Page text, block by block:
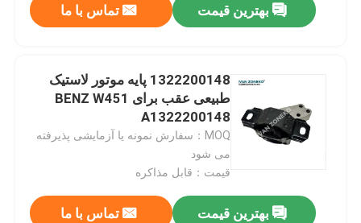
نصب موتور لاستیکی
نصب موتور هیوندای
بهترین قیمت تماس با ما
1322200148 پایه موتور لاستیک
طبیعی عقب برای BENZ W451
A1322200148
MOQ：سفارش نمونه یا آزمایشی پذیرفته
می شود
قیمت：قابل مذاکره
بهترین قیمت تماس با ما